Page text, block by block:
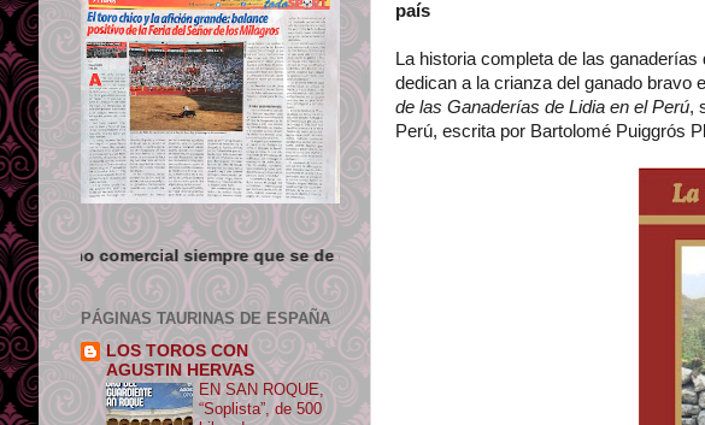
país
La historia completa de las
dedican a la crianza del ganado bravo
de las Ganaderías de Lidia en el Perú,
Perú, escrita por Bartolomé Puiggrós
siempre que se de crédito y enlace su origen.
PÁGINAS TAURINAS DE ESPAÑA
LOS TOROS CON
AGUSTIN HERVAS
EN SAN ROQUE,
“Soplista”, de 500